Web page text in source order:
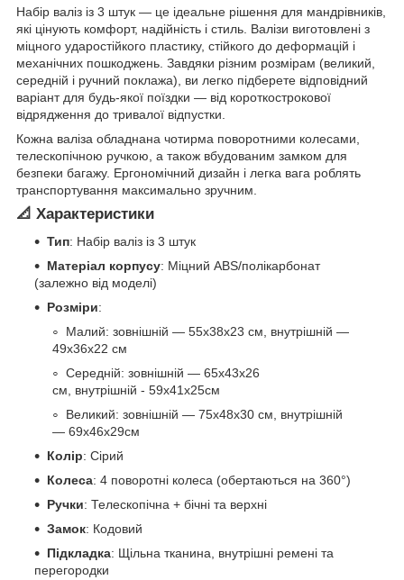
Набір валіз із 3 штук — це ідеальне рішення для мандрівників,
які цінують комфорт, надійність і стиль. Валізи виготовлені з
міцного ударостійкого пластику, стійкого до деформацій і
механічних пошкоджень. Завдяки різним розмірам (великий,
середній і ручний поклажа), ви легко підберете відповідний
варіант для будь-якої поїздки — від короткострокової
відрядження до тривалої відпустки.
Кожна валіза обладнана чотирма поворотними колесами,
телескопічною ручкою, а також вбудованим замком для
безпеки багажу. Ергономічний дизайн і легка вага роблять
транспортування максимально зручним.
📐 Характеристики
Тип: Набір валіз із 3 штук
Матеріал корпусу: Міцний ABS/полікарбонат
(залежно від моделі)
Розміри:
Малий: зовнішній — 55x38x23 см, внутрішній —
49x36x22 см
Середній: зовнішній — 65x43x26
см, внутрішній - 59x41x25см
Великий: зовнішній — 75x48x30 см, внутрішній
— 69x46x29см
Колір: Сірий
Колеса: 4 поворотні колеса (обертаються на 360°)
Ручки: Телескопічна + бічні та верхні
Замок: Кодовий
Підкладка: Щільна тканина, внутрішні ремені та
перегородки